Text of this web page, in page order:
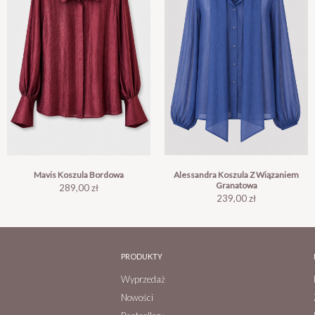
Mavis Koszula Bordowa
Cena
289,00 zł
Alessandra Koszula Z Wiązaniem
Granatowa
Cena
239,00 zł
PRODUKTY
Wyprzedaż
Nowości